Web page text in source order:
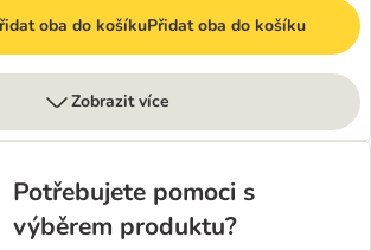
oba do košíkuPřidat oba do košíku
Zobrazit více
Potřebujete pomoci s
výběrem produktu?